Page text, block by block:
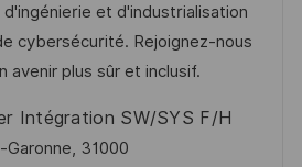
f
f
i
h
a
et d'industrialisation
cybersécurité. Rejoignez-nous
avenir plus sûr et inclusif.
Intégration SW/SYS F/H
Garonne, 31000